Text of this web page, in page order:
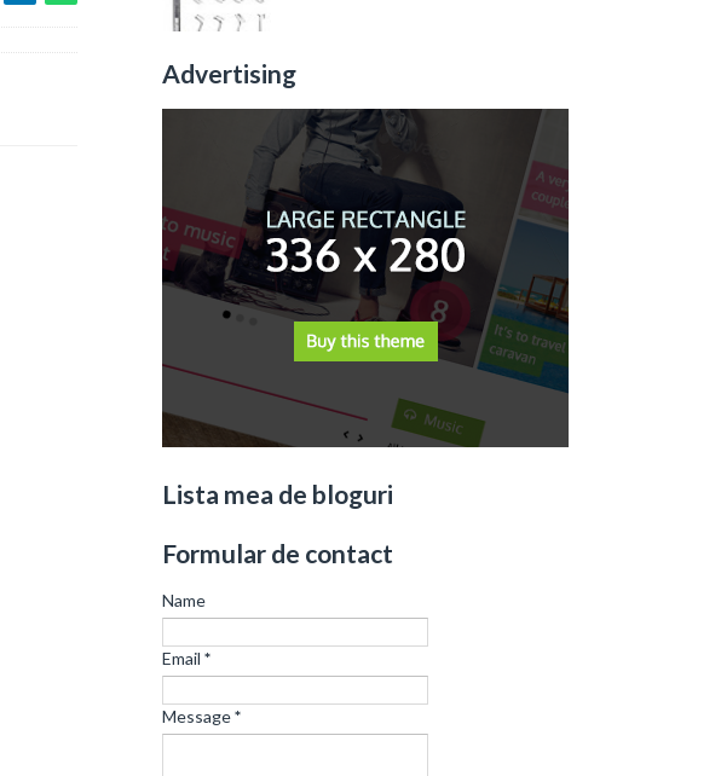
Advertising
Lista mea de bloguri
Formular de contact
Name
Email *
Message*